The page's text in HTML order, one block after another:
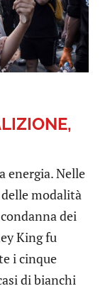
energia. Nelle
modalità
dei
King fu
i cinque
di bianchi